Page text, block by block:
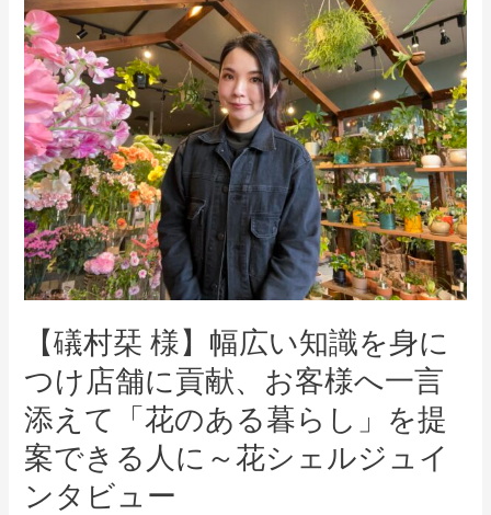
寄
り
添
う
～
花
シ
ェ
ル
ジ
タ
ビ
ュ
ー
【礒村栞 様】幅広い知識を身に
つけ店舗に貢献、お客様へ一言
添えて「花のある暮らし」を提
案できる人に～花シェルジュイ
ンタビュー
村
栞
様】
幅
広
い
知
識
を
身
店
舗
に
貢